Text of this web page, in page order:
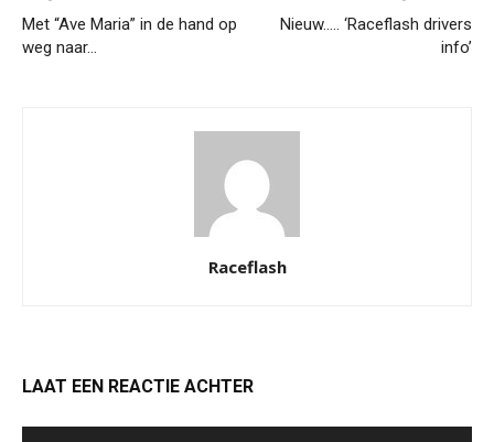
Met “Ave Maria” in de hand op
weg naar…
Nieuw….. ‘Raceflash drivers
info’
Raceflash
LAAT EEN REACTIE ACHTER